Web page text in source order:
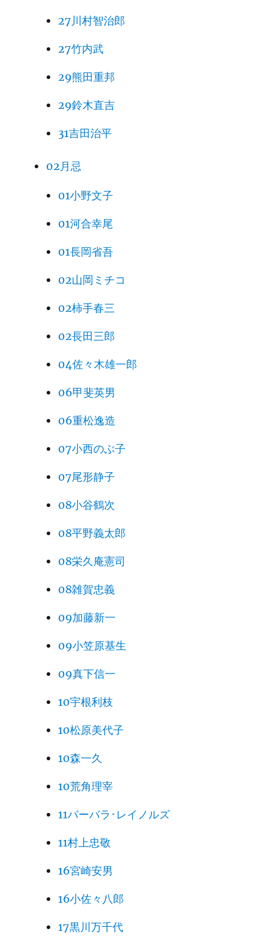
27川村智治郎
27竹内武
29熊田重邦
29鈴木直吉
31吉田治平
02月忌
01小野文子
01河合幸尾
01長岡省吾
02山岡ミチコ
02柿手春三
02長田三郎
04佐々木雄一郎
06甲斐英男
06重松逸造
07小西のぶ子
07尾形静子
08小谷鶴次
08平野義太郎
08栄久庵憲司
08雑賀忠義
09加藤新一
09小笠原基生
09真下信一
10宇根利枝
10松原美代子
10森一久
10荒角理宰
11バーバラ･レイノルズ
11村上忠敬
16宮崎安男
16小佐々八郎
17黒川万千代